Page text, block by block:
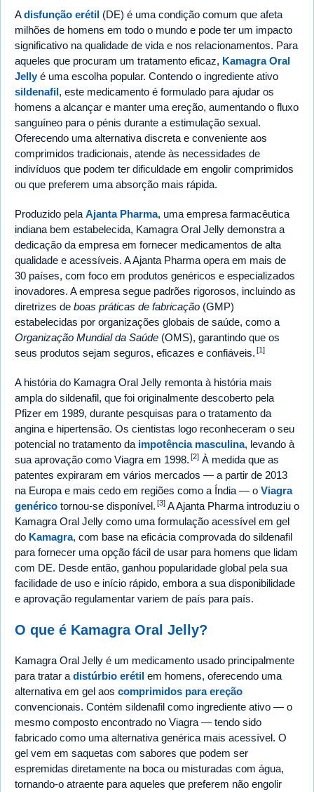
Adisfunção erétil (DE) é uma condição comum que afeta
milhões de homens em todo o mundo e pode ter um impacto
significativo na qualidade de vida e nos relacionamentos. Para
aqueles que procuram um tratamento eficaz, Kamagra Oral
Jellyé uma escolha popular. Contendo o ingrediente ativo
sildenafil, este medicamento é formulado para ajudar os
homens a alcançar e manter uma ereção, aumentando o fluxo
sanguíneo para o pénis durante a estimulação sexual.
Oferecendo uma alternativa discreta e conveniente aos
comprimidos tradicionais, atende às necessidades de
indivíduos que podem ter dificuldade em engolir comprimidos
ou que preferem uma absorção mais rápida.
Produzido pela Ajanta Pharma, uma empresa farmacêutica
indiana bem estabelecida, Kamagra Oral Jelly demonstra a
dedicação da empresa em fornecer medicamentos de alta
qualidade e acessíveis. A Ajanta Pharma opera em mais de
30 países, com foco em produtos genéricos e especializados
inovadores. A empresa segue padrões rigorosos, incluindo as
diretrizes de boas práticas de fabricação (GMP)
estabelecidas por organizações globais de saúde, como a
Organização Mundial da Saúde (OMS), garantindo que os
seus produtos sejam seguros, eficazes e confiáveis. [1]
A história do Kamagra Oral Jelly remonta à história mais
ampla do sildenafil, que foi originalmente descoberto pela
Pfizer em 1989, durante pesquisas para o tratamento da
angina e hipertensão. Os cientistas logo reconheceram o seu
potencial no tratamento da impotência masculina, levando à
sua aprovação como Viagra em 1998. [2] À medida que as
patentes expiraram em vários mercados — a partir de 2013
na Europa e mais cedo em regiões como a Índia — o Viagra
genérico tornou-se disponível. [3] A Ajanta Pharma introduziu o
Kamagra Oral Jelly como uma formulação acessível em gel
do Kamagra, com base na eficácia comprovada do sildenafil
para fornecer uma opção fácil de usar para homens que lidam
com DE. Desde então, ganhou popularidade global pela sua
facilidade de uso e início rápido, embora a sua disponibilidade
e aprovação regulamentar variem de país para país.
O que é Kamagra Oral Jelly?
Kamagra Oral Jelly é um medicamento usado principalmente
para tratar a distúrbio erétil em homens, oferecendo uma
alternativa em gel aos comprimidos para ereção
convencionais. Contém sildenafil como ingrediente ativo — o
mesmo composto encontrado no Viagra — tendo sido
fabricado como uma alternativa genérica mais acessível. O
gel vem em saquetas com sabores que podem ser
espremidas diretamente na boca ou misturadas com água,
tornando-o atraente para aqueles que preferem não engolir